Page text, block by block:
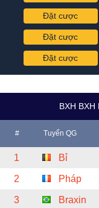
Đặt cược
Đặt cược
Đặt cược
BXH BXH
# Tuyển QG
1 Bỉ
2 Pháp
3 Braxin